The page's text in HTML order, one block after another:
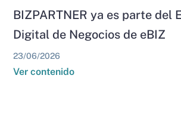
BIZPARTNER ya es parte del
Digital de Negocios de eBIZ
23/06/2026
Ver contenido